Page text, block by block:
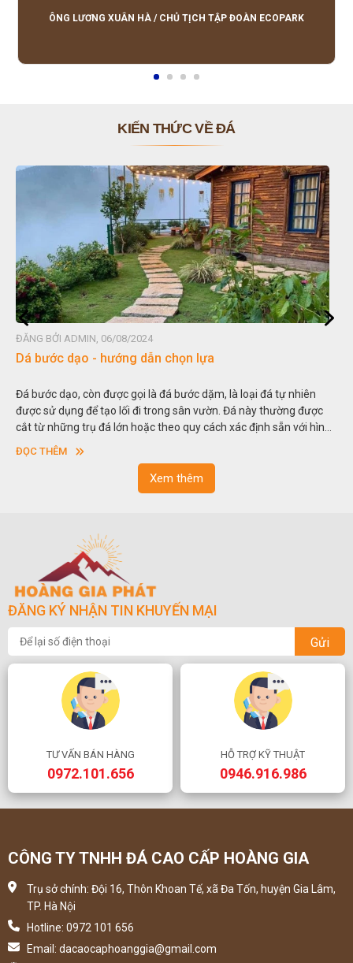
lượng tốt, giá hợp lý, hỗ trợ tận tình.
ÔNG LƯƠNG XUÂN HÀ / CHỦ TỊCH TẬP ĐOÀN ECOPARK
KIẾN THỨC VỀ ĐÁ
ĐĂNG BỞI ADMIN, 06/08/2024
Đá non bộ - cách lựa chọn non bộ đẹp
Hòn non bộ được biết đến là một nghệ thuật xây dựng, sắp đặt,
thu nhỏ, đưa mô hình những ngọn núi to lớn ngoài tự nhiên vào
trong các vườn cảnh. Hay nói một cách khác, người ta gọi là “giả
sơn”. Nghệ thuật hòn non bộ nhằm phục vụ cho mục đích thưởng
ngoạn và phong thủy trong cuộc sống.
ĐỌC THÊM
Xem thêm
ĐĂNG KÝ NHẬN TIN KHUYẾN MẠI
Gửi
TƯ VẤN BÁN HÀNG
0972.101.656
HỖ TRỢ KỸ THUẬT
0946.916.986
CÔNG TY TNHH ĐÁ CAO CẤP HOÀNG GIA
Trụ sở chính: Đội 16, Thôn Khoan Tế, xã Đa Tốn, huyện Gia Lâm,
TP. Hà Nội
Hotline: 0972 101 656
Email: dacaocaphoanggia@gmail.com